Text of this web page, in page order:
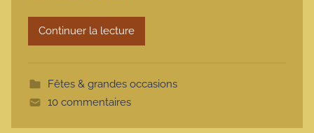
t
Continuer la lecture
Fêtes & grandes occasions
10 commentaires